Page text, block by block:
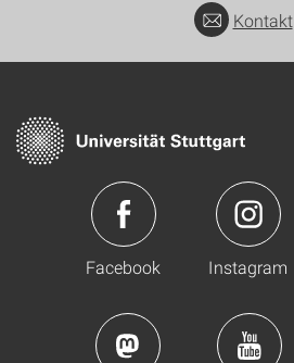
Kontakt
Facebook Instagram